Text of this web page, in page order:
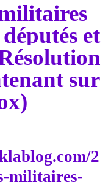
et
sur
2
militaires-